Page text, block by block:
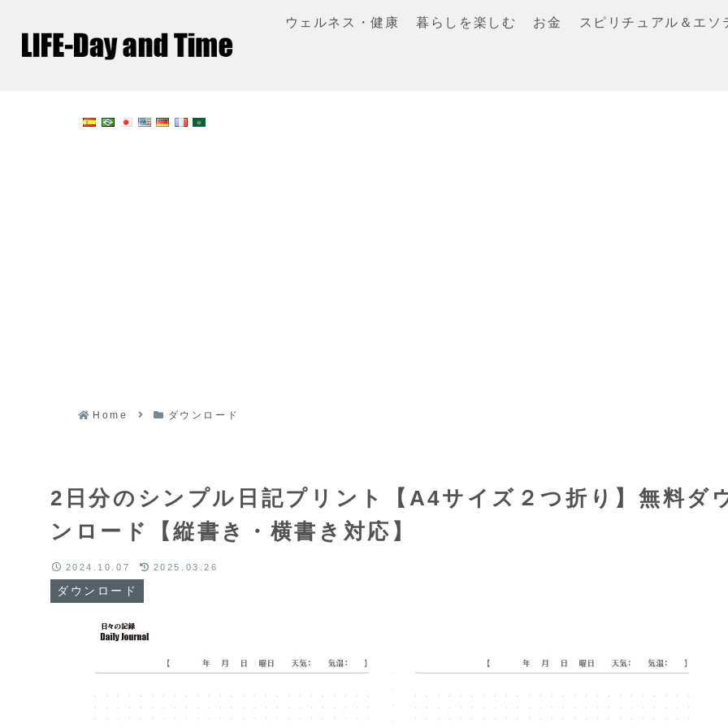
ウェルネス・健康 暮らしを楽しむ お金 スピリチュアル＆エソ
Home ダウンロード
2日分のシンプル日記プリント【A4サイズ２つ折り】無料ダ
ンロード【縦書き・横書き対応】
ダウンロード
2024.10.07 2025.03.26